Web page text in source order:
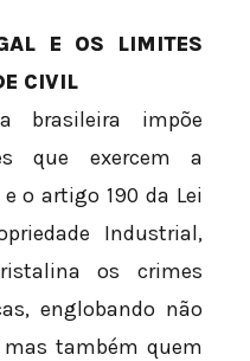
E OS LIMITES
CIVIL
brasileira impõe
que exercem a
o artigo 190 da Lei
Industrial,
os crimes
englobando não
mas também quem